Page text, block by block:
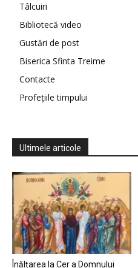
Tâlcuiri
Bibliotecă video
Gustări de post
Biserica Sfinta Treime
Contacte
Profețiile timpului
Ultimele articole
Înălțarea la Cer a Domnului